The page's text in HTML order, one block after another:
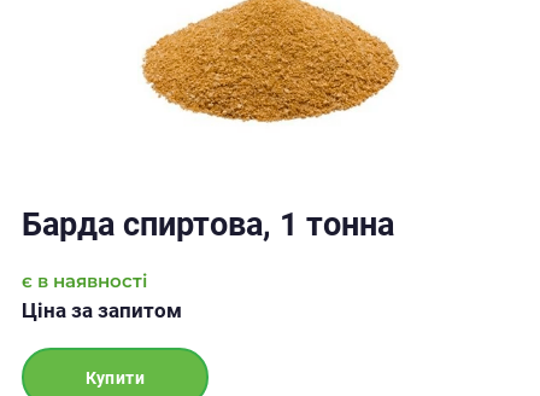
Барда спиртова, 1 тонна
є в наявності
Ціна за запитом
Купити